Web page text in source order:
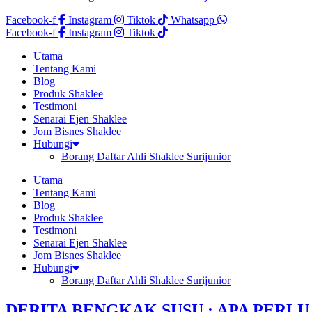
Facebook-f
Instagram Tiktok
Whatsapp
Facebook-f
Instagram
Tiktok
Utama
Tentang Kami
Blog
Produk Shaklee
Testimoni
Senarai Ejen Shaklee
Jom Bisnes Shaklee
Hubungi
Borang Daftar Ahli Shaklee Surijunior
Utama
Tentang Kami
Blog
Produk Shaklee
Testimoni
Senarai Ejen Shaklee
Jom Bisnes Shaklee
Hubungi
Borang Daftar Ahli Shaklee Surijunior